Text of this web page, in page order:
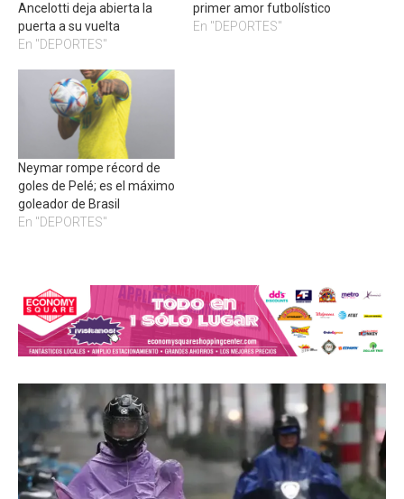
Ancelotti deja abierta la
puerta a su vuelta
En "DEPORTES"
primer amor futbolístico
En "DEPORTES"
Neymar rompe récord de
goles de Pelé; es el máximo
goleador de Brasil
En "DEPORTES"